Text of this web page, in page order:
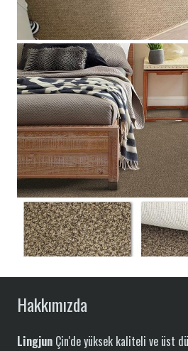
Hakkımızda
Lingjun Çin'de yüksek kaliteli ve üst